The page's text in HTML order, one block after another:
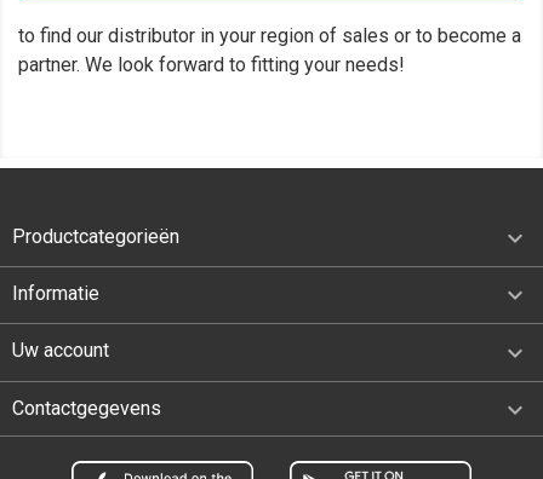
to find our distributor in your region of sales or to become a
partner. We look forward to fitting your needs!
Productcategorieën 
Informatie 
Uw account 
Contactgegevens keyboard_arrow_down